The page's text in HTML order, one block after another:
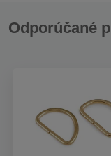
Odporúčané